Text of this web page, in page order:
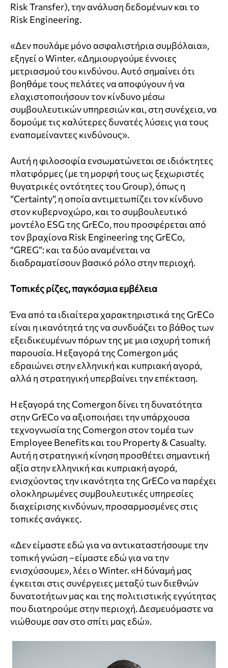
Risk Transfer), την ανάλυση δεδομένων και το
Risk Engineering.
«Δεν πουλάμε μόνο ασφαλιστήρια συμβόλαια»,
εξηγεί ο Winter. «Δημιουργούμε έννοιες
μετριασμού του κινδύνου. Αυτό σημαίνει ότι
βοηθάμε τους πελάτες να αποφύγουν ή να
ελαχιστοποιήσουν τον κίνδυνο μέσω
συμβουλευτικών υπηρεσιών και, στη συνέχεια, να
δομούμε τις καλύτερες δυνατές λύσεις για τους
εναπομείναντες κινδύνους».
Αυτή η φιλοσοφία ενσωματώνεται σε ιδιόκτητες
πλατφόρμες (με τη μορφή τους ως ξεχωριστές
θυγατρικές οντότητες του Group), όπως η
“Certainty”, η οποία αντιμετωπίζει τον κίνδυνο
στον κυβερνοχώρο, και το συμβουλευτικό
μοντέλο ESG της GrECo, που προσφέρεται από
τον βραχίονα Risk Engineering της GrECo,
“GREG”: και τα δύο αναμένεται να
διαδραματίσουν βασικό ρόλο στην περιοχή.
Τοπικές ρίζες, παγκόσμια εμβέλεια
Ένα από τα ιδιαίτερα χαρακτηριστικά της GrECo
είναι η ικανότητά της να συνδυάζει το βάθος των
εξειδικευμένων πόρων της με μια ισχυρή τοπική
παρουσία. Η εξαγορά της Comergon μάς
εδραιώνει στην ελληνική και κυπριακή αγορά,
αλλά η στρατηγική υπερβαίνει την επέκταση.
Η εξαγορά της Comergon δίνει τη δυνατότητα
στην GrECo να αξιοποιήσει την υπάρχουσα
τεχνογνωσία της Comergon στον τομέα των
Employee Benefits και του Property & Casualty.
Αυτή η στρατηγική κίνηση προσθέτει σημαντική
αξία στην ελληνική και κυπριακή αγορά,
ενισχύοντας την ικανότητα της GrECo να παρέχει
ολοκληρωμένες συμβουλευτικές υπηρεσίες
διαχείρισης κινδύνων, προσαρμοσμένες στις
τοπικές ανάγκες.
«Δεν είμαστε εδώ για να αντικαταστήσουμε την
τοπική γνώση –είμαστε εδώ για να την
ενισχύσουμε», λέει ο Winter. «Η δύναμή μας
έγκειται στις συνέργειες μεταξύ των διεθνών
δυνατοτήτων μας και της πολιτιστικής εγγύτητας
που διατηρούμε στην περιοχή. Δεσμευόμαστε να
νιώθουμε σαν στο σπίτι μας εδώ».